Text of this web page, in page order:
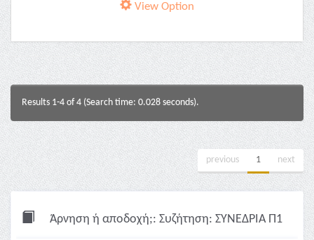
View Option
Results 1-4 of 4 (Search time: 0.028 seconds).
previous 1 next
Άρνηση ή αποδοχή;: Συζήτηση: ΣΥΝΕΔΡΙΑ Π1